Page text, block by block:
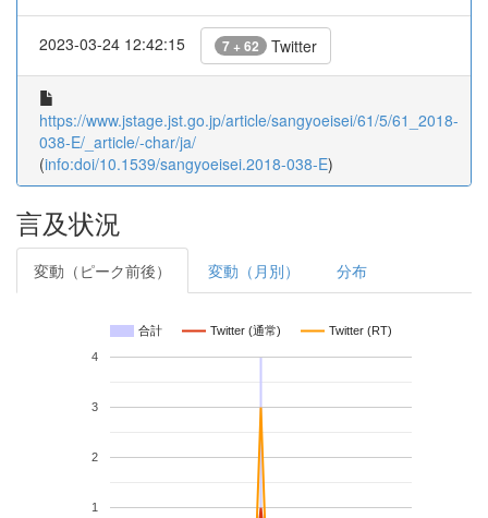
2023-03-24 12:42:15 7 + 62 Twitter
https://www.jstage.jst.go.jp/article/sangyoeisei/61/5/61_2018-
038-E/_article/-char/ja/
(info:doi/10.1539/sangyoeisei.2018-038-E)
言及状況
変動（ピーク前後） 変動（月別） 分布
合計 Twitter (通常) Twitter (RT)
1
2
3
4